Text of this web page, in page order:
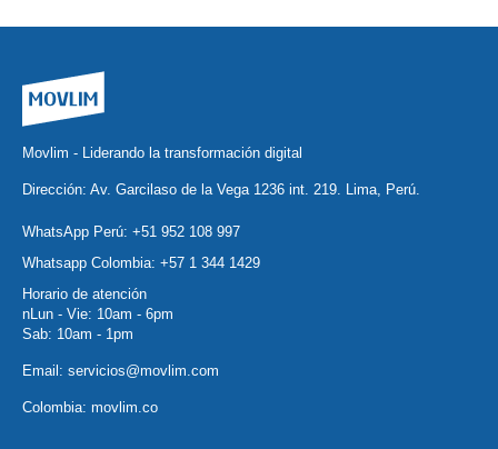
Movlim - Liderando la transformación digital
Dirección: Av. Garcilaso de la Vega 1236 int. 219. Lima, Perú.
WhatsApp Perú: +51 952 108 997
Whatsapp Colombia: +57 1 344 1429
Horario de atención
nLun - Vie: 10am - 6pm
Sab: 10am - 1pm
Email: servicios@movlim.com
Colombia: movlim.co